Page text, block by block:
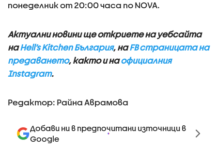
понеделник от 20:00 часа по NOVA.
Актуални новини ще откриете на уебсайта
наHell’s Kitchen България, наFB страницата на
предаването, както и наофициалния
Instagram.
Редактор: Райна Аврамова
Добави ни в предпочитани източници в
Google